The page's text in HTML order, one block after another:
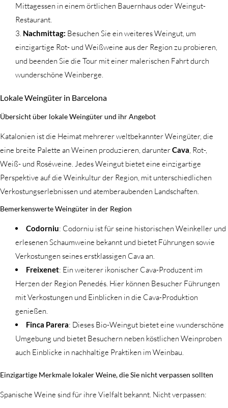
Mittagessen in einem örtlichen Bauernhaus oder Weingut-
Restaurant.
Nachmittag: Besuchen Sie ein weiteres Weingut, um
einzigartige Rot- und Weißweine aus der Region zu probieren,
und beenden Sie die Tour mit einer malerischen Fahrt durch
wunderschöne Weinberge.
Lokale Weingüter in Barcelona
Übersicht über lokale Weingüter und ihr Angebot
Katalonien ist die Heimat mehrerer weltbekannter Weingüter, die
eine breite Palette an Weinen produzieren, darunterCava, Rot-,
Weiß- und Roséweine. Jedes Weingut bietet eine einzigartige
Perspektive auf die Weinkultur der Region, mit unterschiedlichen
Verkostungserlebnissen und atemberaubenden Landschaften.
Bemerkenswerte Weingüter in der Region
Codorniu: Codorniu ist für seine historischen Weinkeller und
erlesenen Schaumweine bekannt und bietet Führungen sowie
Verkostungen seines erstklassigen Cava an.
Freixenet: Ein weiterer ikonischer Cava-Produzent im
Herzen der Region Penedés. Hier können Besucher Führungen
mit Verkostungen und Einblicken in die Cava-Produktion
genießen.
Finca Parera: Dieses Bio-Weingut bietet eine wunderschöne
Umgebung und bietet Besuchern neben köstlichen Weinproben
auch Einblicke in nachhaltige Praktiken im Weinbau.
Einzigartige Merkmale lokaler Weine, die Sie nicht verpassen sollten
Spanische Weine sind für ihre Vielfalt bekannt. Nicht verpassen: